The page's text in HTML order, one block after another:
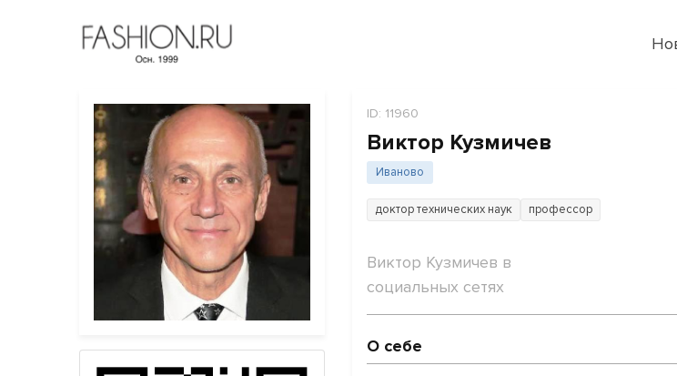
ID: 11960
Виктор Кузмичев
Иваново
доктор технических наук профессор
Виктор Кузмичев в
социальных сетях
О себе